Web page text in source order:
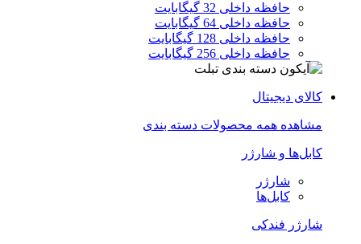
حافظه داخلی 32 گیگابایت
حافظه داخلی 64 گیگابایت
حافظه داخلی 128 گیگابایت
حافظه داخلی 256 گیگابایت
کالای دیجیتال
مشاهده همه محصولات دسته بندی
کابل‌ها و شارژر
شارژر
کابل‌ها
شارژر فندکی